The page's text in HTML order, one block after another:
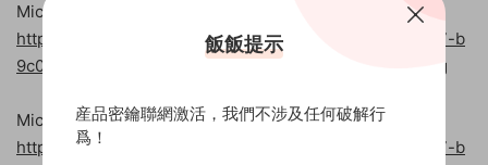
Microsoft Visio 2021 專業版（簡體中文）
https://officecdn.microsoft.com/pr/492350f6-3a01-4f97-b
9c0-c7c6ddf67d60/media/zh-cn/VisioPro2021Retail.img
Microsoft Visio 2021 專業版（繁體中文）
https://officecdn.microsoft.com/pr/492350f6-3a01-4f97-b
飯飯提示
産品密鑰聯網激活，我們不涉及任何破解行
爲！